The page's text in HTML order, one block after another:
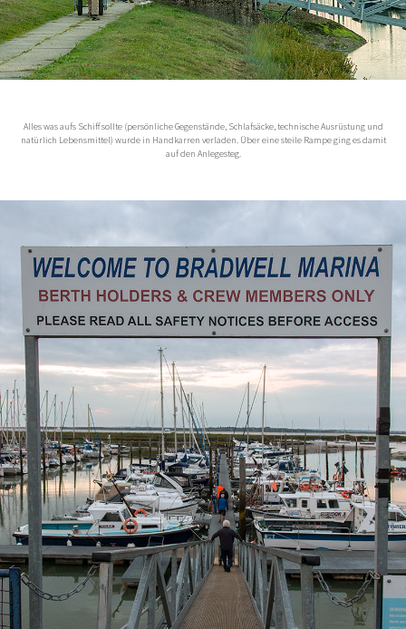
Alles was aufs Schiff sollte (persönliche Gegenstände, Schlafsäcke, technische Ausrüstung und
natürlich Lebensmittel) wurde in Handkarren verladen. Über eine steile Rampe ging es damit
auf den Anlegesteg.